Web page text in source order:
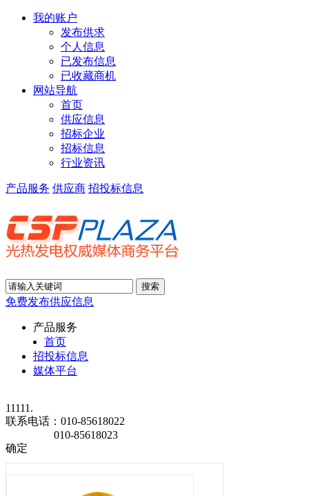
我的账户
发布供求
个人信息
已发布信息
已收藏商机
网站导航
首页
供应信息
招标企业
招标信息
行业资讯
产品服务 供应商 招投标信息
免费发布供应信息
产品服务
首页
招投标信息
媒体平台
11111.
联系电话： 010-85618022
010-85618023
确定